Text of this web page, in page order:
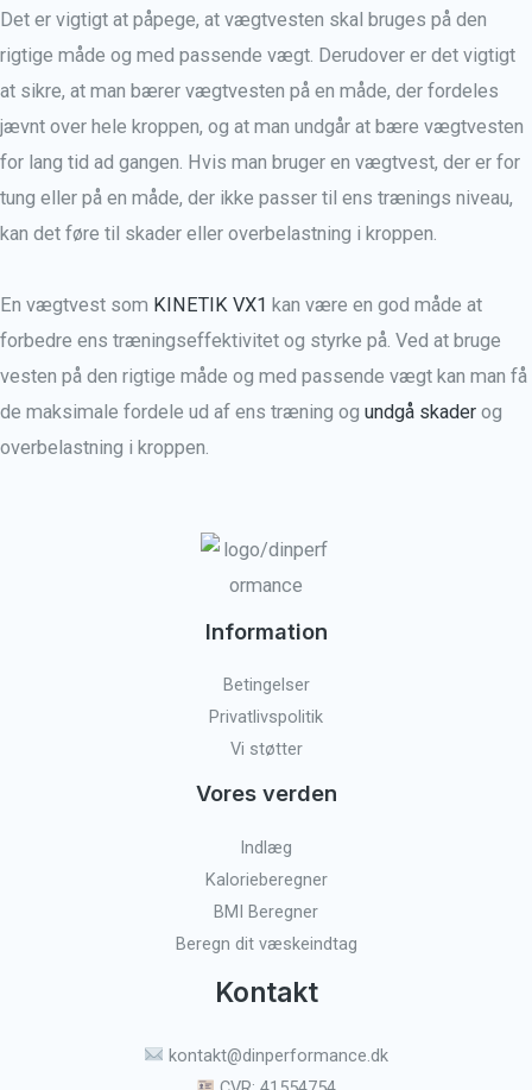
Det er vigtigt at påpege, at vægtvesten skal bruges på den
rigtige måde og med passende vægt. Derudover er det vigtigt
at sikre, at man bærer vægtvesten på en måde, der fordeles
jævnt over hele kroppen, og at man undgår at bære vægtvesten
for lang tid ad gangen. Hvis man bruger en vægtvest, der er for
tung eller på en måde, der ikke passer til ens trænings niveau,
kan det føre til skader eller overbelastning i kroppen.
En vægtvest som KINETIK VX1 kan være en god måde at
forbedre ens træningseffektivitet og styrke på. Ved at bruge
vesten på den rigtige måde og med passende vægt kan man få
de maksimale fordele ud af ens træning og undgå skader og
overbelastning i kroppen.
Information
Betingelser
Privatlivspolitik
Vi støtter
Vores verden
Indlæg
Kalorieberegner
BMI Beregner
Beregn dit væskeindtag
Kontakt
kontakt@dinperformance.dk